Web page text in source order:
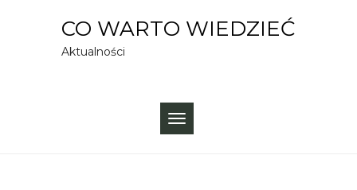
CO WARTO WIEDZIEĆ
Aktualności
TOGGLE